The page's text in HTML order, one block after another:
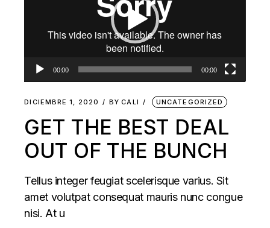
00:00 00:00
DICIEMBRE 1, 2020 BY CALI UNCATEGORIZED
GET THE BEST DEAL
OUT OF THE BUNCH
Tellus integer feugiat scelerisque varius. Sit
amet volutpat consequat mauris nunc congue
nisi. At u